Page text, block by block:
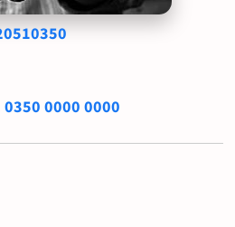
0000 0000